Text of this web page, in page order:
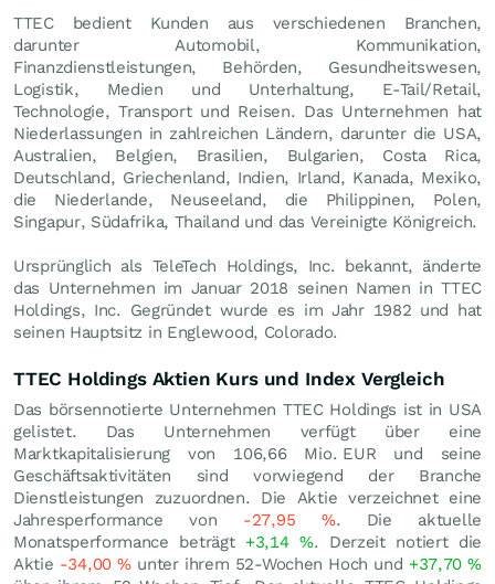
TTEC bedient Kunden aus verschiedenen Branchen,
darunter Automobil, Kommunikation,
Finanzdienstleistungen, Behörden, Gesundheitswesen,
Logistik, Medien und Unterhaltung, E-Tail/Retail,
Technologie, Transport und Reisen. Das Unternehmen hat
Niederlassungen in zahlreichen Ländern, darunter die USA,
Australien, Belgien, Brasilien, Bulgarien, Costa Rica,
Deutschland, Griechenland, Indien, Irland, Kanada, Mexiko,
die Niederlande, Neuseeland, die Philippinen, Polen,
Singapur, Südafrika, Thailand und das Vereinigte Königreich.
Ursprünglich als TeleTech Holdings, Inc. bekannt, änderte
das Unternehmen im Januar 2018 seinen Namen in TTEC
Holdings, Inc. Gegründet wurde es im Jahr 1982 und hat
seinen Hauptsitz in Englewood, Colorado.
TTEC Holdings Aktien Kurs und Index Vergleich
Das börsennotierte Unternehmen TTEC Holdings ist in USA
gelistet. Das Unternehmen verfügt über eine
Marktkapitalisierung von 106,66 Mio. EUR und seine
Geschäftsaktivitäten sind vorwiegend der Branche
Dienstleistungen zuzuordnen. Die Aktie verzeichnet eine
Jahresperformance von -27,95 %. Die aktuelle
Monatsperformance beträgt +3,14%. Derzeit notiert die
Aktie -34,00%unter ihrem 52-Wochen Hoch und +37,70%